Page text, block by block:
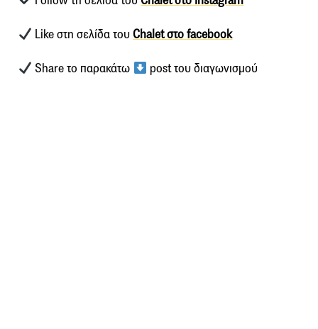
Like στη σελίδα τουChalet στο facebook
Share το παρακάτω post του διαγωνισμού